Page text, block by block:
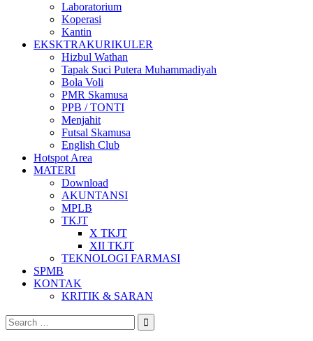
Laboratorium
Koperasi
Kantin
EKSKTRAKURIKULER
Hizbul Wathan
Tapak Suci Putera Muhammadiyah
Bola Voli
PMR Skamusa
PPB / TONTI
Menjahit
Futsal Skamusa
English Club
Hotspot Area
MATERI
Download
AKUNTANSI
MPLB
TKJT
X TKJT
XII TKJT
TEKNOLOGI FARMASI
SPMB
KONTAK
KRITIK & SARAN
Search
for: